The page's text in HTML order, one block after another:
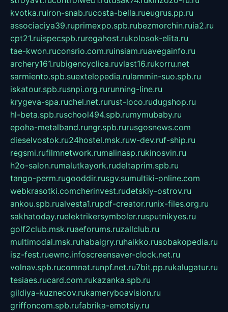
kvotka.ruiron-snab.rucosta-bella.rueugrus.pp.ru
associaciya39.ruprimexpo.spb.rubezmorchin.ruia2.ru
cpt21.ruispecspb.ruregahost.rukolosok-elita.ru
tae-kwon.ruconsrio.com.ruinsiam.ruavegainfo.ru
archery161.rubigencyclica.ruvlast16.rukorru.net
sarmiento.spb.suextelopedia.rulammin-suo.spb.ru
iskatour.spb.rusnpi.org.rurunning-line.ru
krygeva-spa.ruchel.net.rurust-loco.rudugshop.ru
hl-beta.spb.ruschool494.spb.rumymubaby.ru
epoha-metalband.rungr.spb.rurusgosnews.com
dieselvostok.ru24hostel.msk.ruw-dev.ruf-ship.ru
regsmi.rufilmnetwork.rumalinasp.rukinosvin.ru
h2o-salon.rumalutkayork.rudeltaprim.spb.ru
tango-perm.rugooddir.rusgv.sumultiki-online.com
webkrasotki.comcherinvest.rudetskiy-ostrov.ru
ankou.spb.rualvesta1.rupdf-creator.runix-files.org.ru
sakhatoday.ruelektrikersymboler.rusputnikyes.ru
golf2club.msk.ruaeforums.ruzallclub.ru
multimodal.msk.ruhabaigry.ruhaikko.rusobakopedia.ru
isz-fest.ruewnc.infoscreensaver-clock.net.ru
volnav.spb.rucomnat.runpf.net.ru7bit.pp.rukalugatur.ru
tesiaes.rucard.com.rukazanka.spb.ru
gildiya-kuznecov.rukameryboavision.ru
griffoncom.spb.rufabrika-emotsiy.ru